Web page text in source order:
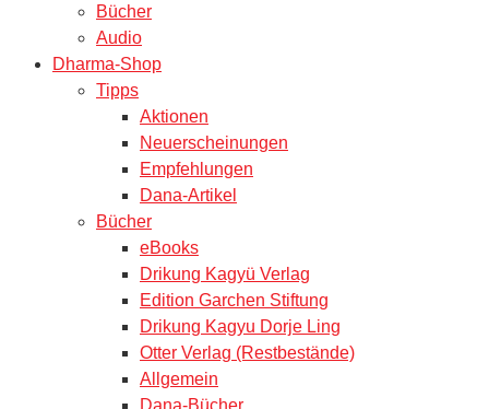
Bücher
Audio
Dharma-Shop
Tipps
Aktionen
Neuerscheinungen
Empfehlungen
Dana-Artikel
Bücher
eBooks
Drikung Kagyü Verlag
Edition Garchen Stiftung
Drikung Kagyu Dorje Ling
Otter Verlag (Restbestände)
Allgemein
Dana-Bücher